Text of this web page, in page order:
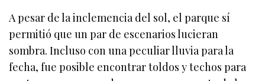
A pesar de la inclemencia del sol, el parque sí
permitió que un par de escenarios lucieran
sombra. Incluso con una peculiar lluvia para la
fecha, fue posible encontrar toldos y techos para